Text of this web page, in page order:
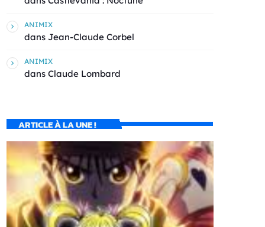
ANIMIX
dans Jean-Claude Corbel
ANIMIX
dans Claude Lombard
ARTICLE À LA UNE !